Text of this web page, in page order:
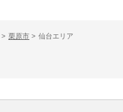
> 栗原市 > 仙台エリア